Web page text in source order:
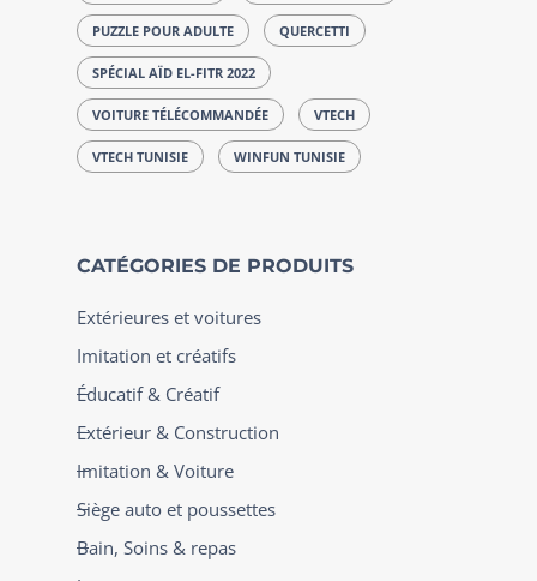
PUZZLE POUR ADULTE QUERCETTI
SPÉCIAL AÏD EL-FITR 2022
VOITURE TÉLÉCOMMANDÉE VTECH
VTECH TUNISIE WINFUN TUNISIE
CATÉGORIES DE PRODUITS
Extérieures et voitures
Imitation et créatifs
Éducatif & Créatif
Extérieur & Construction
Imitation & Voiture
Siège auto et poussettes
Bain, Soins & repas